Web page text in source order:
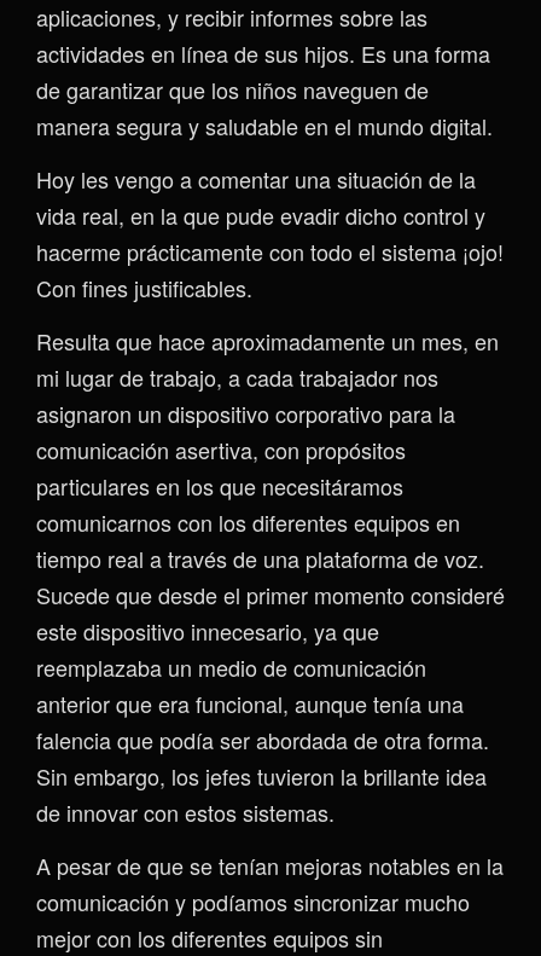
aplicaciones, y recibir informes sobre las
actividades en línea de sus hijos. Es una forma
de garantizar que los niños naveguen de
manera segura y saludable en el mundo digital.
Hoy les vengo a comentar una situación de la
vida real, en la que pude evadir dicho control y
hacerme prácticamente con todo el sistema ¡ojo!
Con fines justificables.
Resulta que hace aproximadamente un mes, en
mi lugar de trabajo, a cada trabajador nos
asignaron un dispositivo corporativo para la
comunicación asertiva, con propósitos
particulares en los que necesitáramos
comunicarnos con los diferentes equipos en
tiempo real a través de una plataforma de voz.
Sucede que desde el primer momento consideré
este dispositivo innecesario, ya que
reemplazaba un medio de comunicación
anterior que era funcional, aunque tenía una
falencia que podía ser abordada de otra forma.
Sin embargo, los jefes tuvieron la brillante idea
de innovar con estos sistemas.
A pesar de que se tenían mejoras notables en la
comunicación y podíamos sincronizar mucho
mejor con los diferentes equipos sin